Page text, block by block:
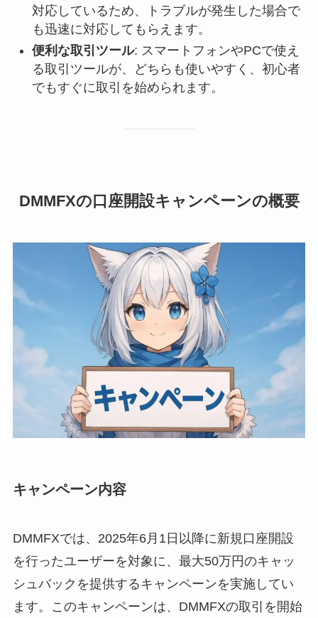
対応しているため、トラブルが発生した場合で
も迅速に対応してもらえます。
便利な取引ツール: スマートフォンやPCで使え
る取引ツールが、どちらも使いやすく、初心者
でもすぐに取引を始められます。
DMMFXの口座開設キャンペーンの概要
キャンペーン内容
DMMFXでは、2025年6月1日以降に新規口座開設
を行ったユーザーを対象に、最大50万円のキャッ
シュバックを提供するキャンペーンを実施してい
ます。このキャンペーンは、DMMFXの取引を開始